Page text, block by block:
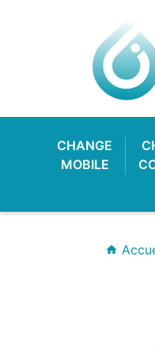
CHANGE
MOBILE
home